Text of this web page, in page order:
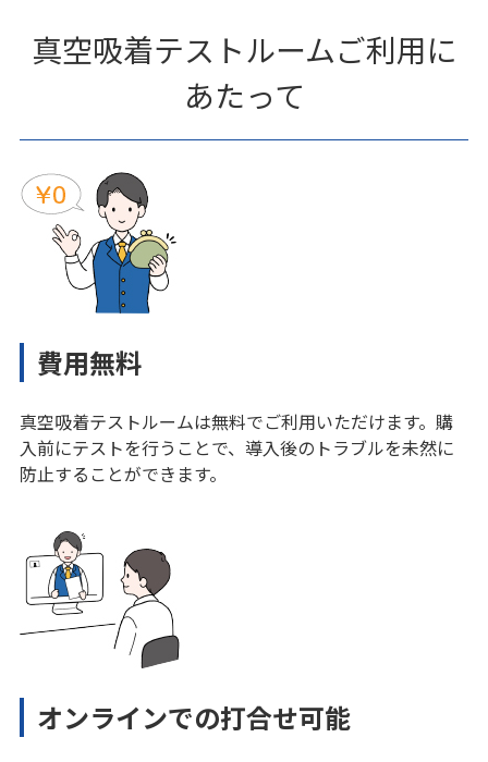
真空吸着テストルームご利用に
あたって
費用無料
真空吸着テストルームは無料でご利用いただけます。購
入前にテストを行うことで、導入後のトラブルを未然に
防止することができます。
オンラインでの打合せ可能